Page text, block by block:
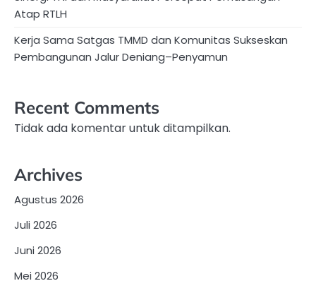
Atap RTLH
Kerja Sama Satgas TMMD dan Komunitas Sukseskan
Pembangunan Jalur Deniang–Penyamun
Recent Comments
Tidak ada komentar untuk ditampilkan.
Archives
Agustus 2026
Juli 2026
Juni 2026
Mei 2026